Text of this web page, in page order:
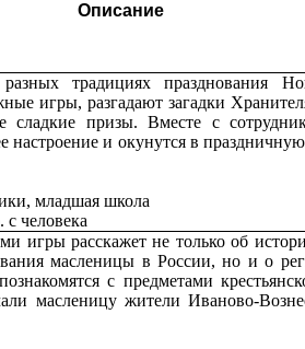
Описание
традициях празднования
игры, разгадают загадки
сладкие призы. Вместе с
настроение и окунутся в
младшая школа
человека
игры расскажет не только об
масленицы в России, но и о
с предметами
масленицу жители Иваново-